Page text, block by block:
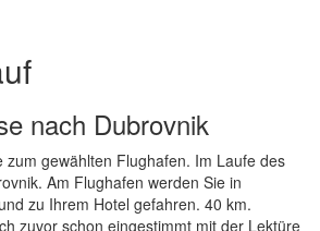
nach Dubrovnik
zum gewählten Flughafen. Im Laufe des
Am Flughafen werden Sie in
zu Ihrem Hotel gefahren. 40 km.
zuvor schon eingestimmt mit der Lektüre